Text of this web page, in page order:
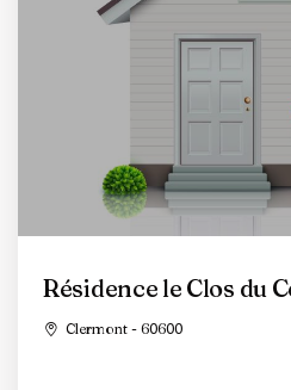
Résidence le Clos du
Clermont - 60600